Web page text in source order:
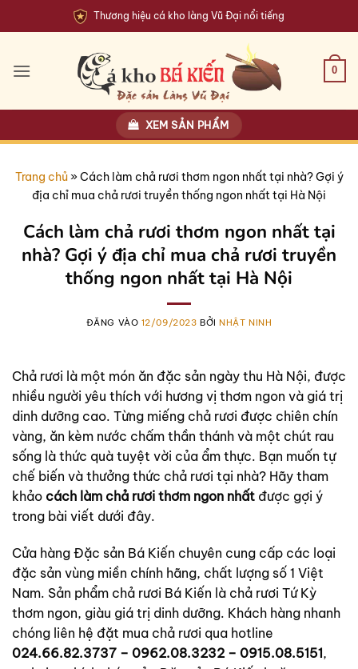
qua
dung
Thương hiệu cá kho làng Vũ Đại nổi tiếng
0
XEM SẢN PHẨM
Trang chủ»Cách làm chả rươi thơm ngon nhất tại nhà? Gợi ý
địa chỉ mua chả rươi truyền thống ngon nhất tại Hà Nội
Cách làm chả rươi thơm ngon nhất tại
nhà? Gợi ý địa chỉ mua chả rươi truyền
thống ngon nhất tại Hà Nội
ĐĂNG VÀO 12/09/2023 BỞINHẬT NINH
Chả rươi là một món ăn đặc sản ngày thu Hà Nội, được
nhiều người yêu thích với hương vị thơm ngon và giá trị
dinh dưỡng cao. Từng miếng chả rươi được chiên chín
vàng, ăn kèm nước chấm thần thánh và một chút rau
sống là thức quà tuyệt vời của ẩm thực. Bạn muốn tự
chế biến và thưởng thức chả rươi tại nhà? Hãy tham
khảo cách làm chả rươi thơm ngon nhất được gợi ý
trong bài viết dưới đây.
Cửa hàng Đặc sản Bá Kiến chuyên cung cấp các loại
đặc sản vùng miền chính hãng, chất lượng số 1 Việt
Nam. Sản phẩm chả rươi Bá Kiến là chả rươi Tứ Kỳ
thơm ngon, giàu giá trị dinh dưỡng. Khách hàng nhanh
chóng liên hệ đặt mua chả rươi qua hotline
024.66.82.3737 – 0962.08.3232 – 0915.08.5151,